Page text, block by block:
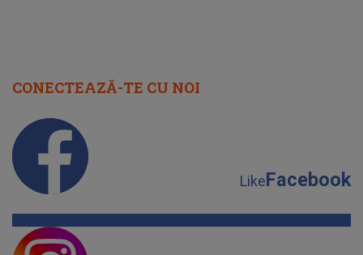
CONECTEAZĂ-TE CU NOI
LikeFacebook